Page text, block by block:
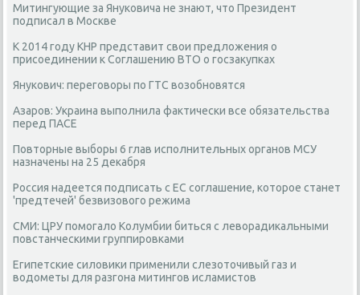
Митингующие за Януковича не знают, что Президент
подписал в Москве
К 2014 году КНР представит свои предложения о
присоединении к Соглашению ВТО о госзакупках
Янукович: переговоры по ГТС возобновятся
Азаров: Украина выполнила фактически все обязательства
перед ПАСЕ
Повторные выборы 6 глав исполнительных органов МСУ
назначены на 25 декабря
Россия надеется подписать с ЕС соглашение, которое станет
'предтечей' безвизового режима
СМИ: ЦРУ помогало Колумбии биться с леворадикальными
повстанческими группировками
Египетские силовики применили слезоточивый газ и
водометы для разгона митингов исламистов